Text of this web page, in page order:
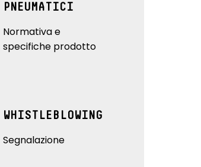
PNEUMATICI
Normativa e
specifiche prodotto
WHISTLEBLOWING
Segnalazione